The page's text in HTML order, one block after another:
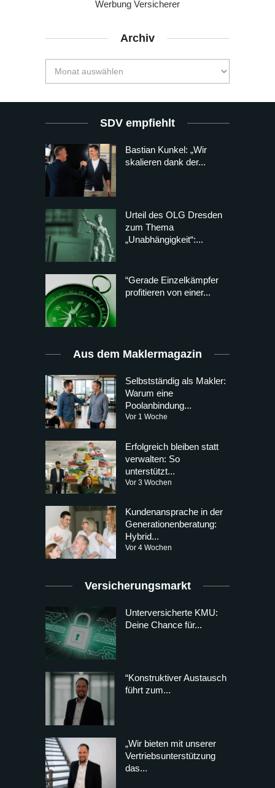
Werbung Versicherer
Archiv
SDV empfiehlt
Bastian Kunkel: „Wir
skalieren dank der...
Urteil des OLG Dresden
zum Thema
„Unabhängigkeit“:...
“Gerade Einzelkämpfer
profitieren von einer...
Aus dem Maklermagazin
Selbstständig als Makler:
Warum eine
Poolanbindung...
Vor 1 Woche
Erfolgreich bleiben statt
verwalten: So
unterstützt...
Vor 3 Wochen
Kundenansprache in der
Generationenberatung:
Hybrid...
Vor 4 Wochen
Versicherungsmarkt
Unterversicherte KMU:
Deine Chance für...
“Konstruktiver Austausch
führt zum...
„Wir bieten mit unserer
Vertriebsunterstützung
das...